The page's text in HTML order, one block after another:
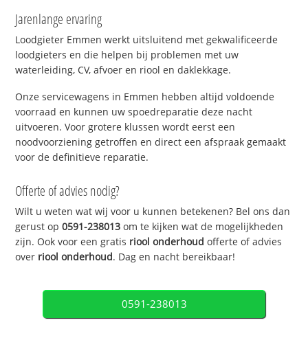
Jarenlange ervaring
Loodgieter Emmen werkt uitsluitend met gekwalificeerde
loodgieters en die helpen bij problemen met uw
waterleiding, CV, afvoer en riool en daklekkage.
Onze servicewagens in Emmen hebben altijd voldoende
voorraad en kunnen uw spoedreparatie deze nacht
uitvoeren. Voor grotere klussen wordt eerst een
noodvoorziening getroffen en direct een afspraak gemaakt
voor de definitieve reparatie.
Offerte of advies nodig?
Wilt u weten wat wij voor u kunnen betekenen? Bel ons dan
gerust op0591-238013 om te kijken wat de mogelijkheden
zijn. Ook voor een gratis riool onderhoud offerte of advies
over riool onderhoud. Dag en nacht bereikbaar!
0591-238013